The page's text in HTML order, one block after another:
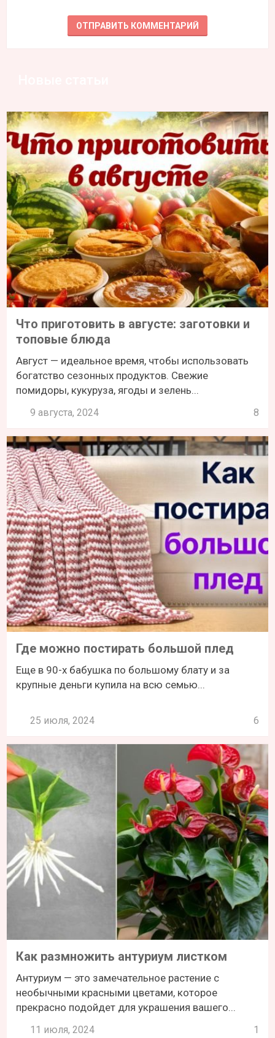
Что приготовить в августе: заготовки и
топовые блюда
Август — идеальное время, чтобы использовать
богатство сезонных продуктов. Свежие
помидоры, кукуруза, ягоды и зелень...
9 августа, 2024 8
Где можно постирать большой плед
Еще в 90-х бабушка по большому блату и за
крупные деньги купила на всю семью...
25 июля, 2024 6
Как размножить антуриум листком
Антуриум — это замечательное растение с
необычными красными цветами, которое
прекрасно подойдет для украшения вашего...
11 июля, 2024 1